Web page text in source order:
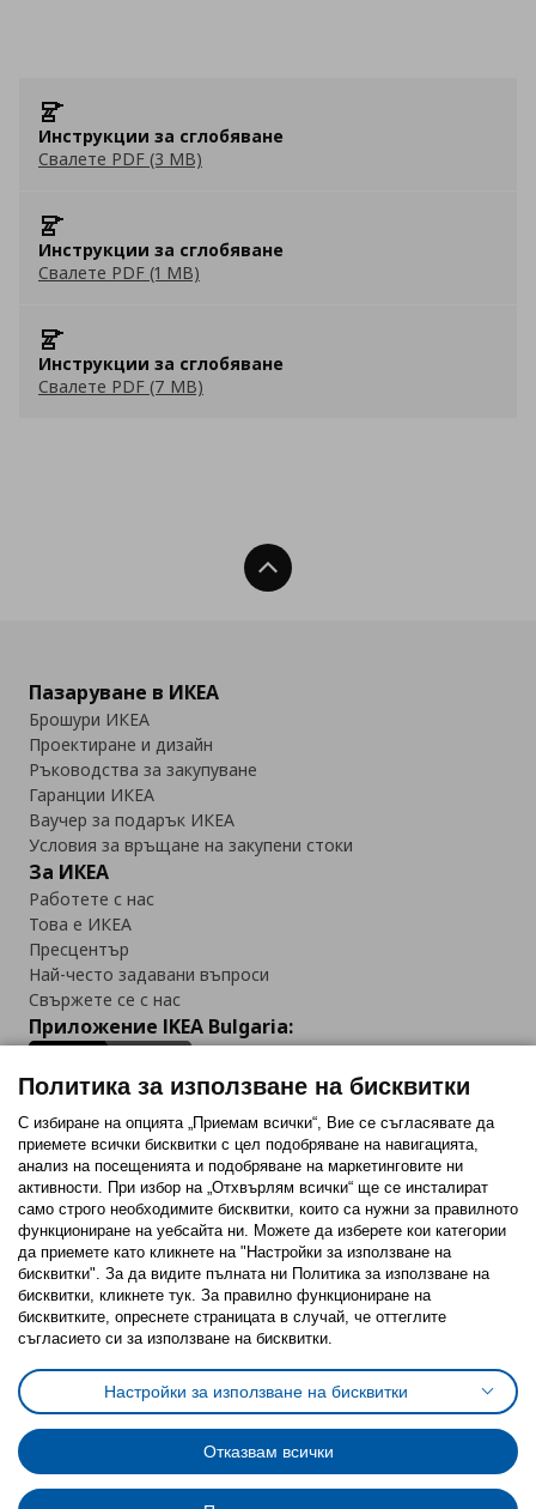
Инструкции за сглобяване
Свалете PDF (3 MB)
Инструкции за сглобяване
Свалете PDF (1 MB)
Инструкции за сглобяване
Свалете PDF (7 MB)
Нагоре
Пазаруване в ИКЕА
Брошури ИКЕА
Проектиране и дизайн
Ръководства за закупуване
Гаранции ИКЕА
Ваучер за подарък ИКЕА
Условия за връщане на закупени стоки
За ИКЕА
Работете с нас
Това е ИКЕА
Пресцентър
Най-често задавани въпроси
Свържете се с нас
Приложение IKEA Bulgaria:
Последвайте ни:
FacebookTwitterYoutubePinterestInstagram
Политика за използване на бисквитки (Cookies)
Избор на настройки за използване на бисквитки
Условия за ползване на ikea.bgОбща политика за личните данни
Политика за защита на личните данни на ikea.bg
Общи условия на програма IKEA Family
Политика за защита на лични данни на програма IKEA Family
Политика за използване на бисквитки
С избиране на опцията „Приемам всички“, Вие се съгласявате да
приемете всички бисквитки с цел подобряване на навигацията,
анализ на посещенията и подобряване на маркетинговите ни
активности. При избор на „Отхвърлям всички“ ще се инсталират
само строго необходимитe бисквитки, които са нужни за правилното
функциониране на уебсайта ни. Можете да изберете кои категории
да приемете като кликнете на "Настройки за използване на
бисквитки". За да видите пълната ни Политика за използване на
бисквитки, кликнете тук. За правилно функциониране на
бисквитките, опреснете страницата в случай, че оттеглите
съгласието си за използване на бисквитки.
Настройки за използване на бисквитки
Отказвам всички